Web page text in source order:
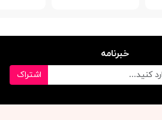
خبرنامه
اشتراک